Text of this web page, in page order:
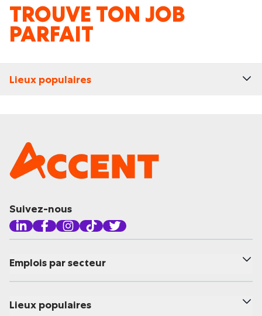
TROUVE TON JOB
PARFAIT
Lieux populaires
Suivez-nous
Emplois par secteur
Lieux populaires